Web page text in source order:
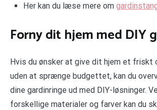
Her kan du læse mere om
Forny dit hjem med DIY
Hvis du ønsker at give dit hjem et friskt
uden at sprænge budgettet, kan du
dine gardinringe ud med DIY-løsninger.
forskellige materialer og farver kan du